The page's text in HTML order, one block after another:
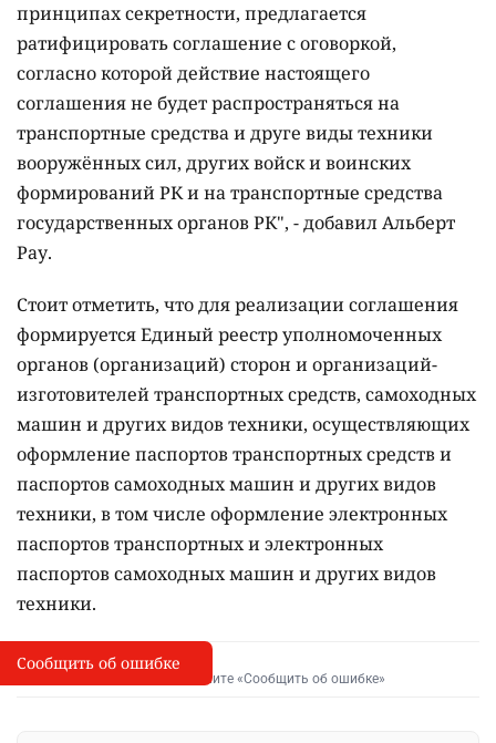
принципах секретности, предлагается
ратифицировать соглашение с оговоркой,
согласно которой действие настоящего
соглашения не будет распространяться на
транспортные средства и друге виды техники
вооружённых сил, других войск и воинских
формирований РК и на транспортные средства
государственных органов РК", - добавил Альберт
Рау.
Стоит отметить, что для реализации соглашения
формируется Единый реестр уполномоченных
органов (организаций) сторон и организаций-
изготовителей транспортных средств, самоходных
машин и других видов техники, осуществляющих
оформление паспортов транспортных средств и
паспортов самоходных машин и других видов
техники, в том числе оформление электронных
паспортов транспортных и электронных
паспортов самоходных машин и других видов
техники.
I
Сообщить об опечатке
Выделите фрагмент и нажмите «Сообщить об ошибке»
Сообщить об ошибке